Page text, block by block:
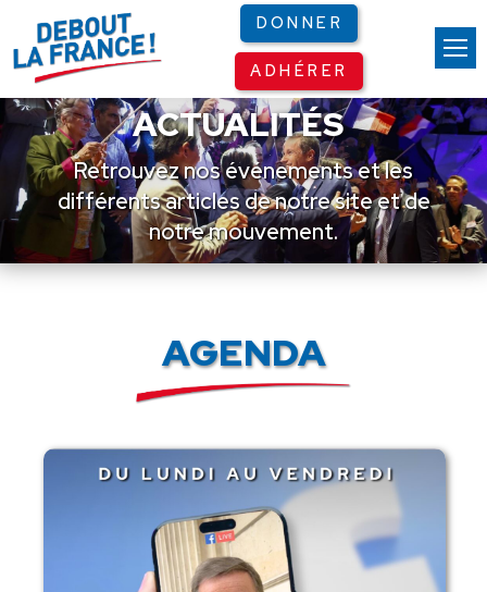
DONNER
ADHÉRER
ACTUALITÉS
Retrouvez nos événements et les
différents articles de notre site et de
notre mouvement.
AGENDA
Panneau de gestion des cookies